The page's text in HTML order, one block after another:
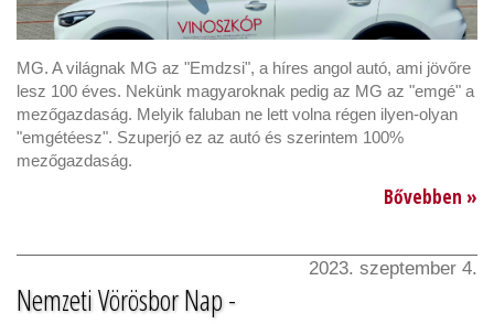
MG. A világnak MG az "Emdzsi", a híres angol autó, ami jövőre
lesz 100 éves. Nekünk magyaroknak pedig az MG az "emgé" a
mezőgazdaság. Melyik faluban ne lett volna régen ilyen-olyan
"emgétéesz". Szuperjó ez az autó és szerintem 100%
mezőgazdaság.
Bővebben »
2023. szeptember 4.
Nemzeti Vörösbor Nap -